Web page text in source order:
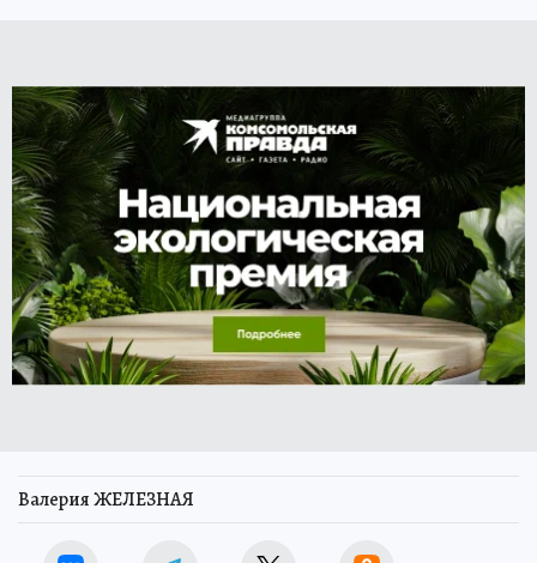
Валерия ЖЕЛЕЗНАЯ